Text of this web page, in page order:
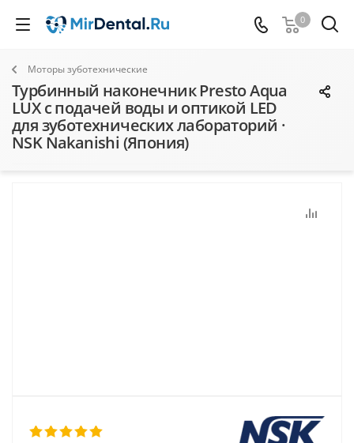
0
Моторы зуботехнические
Турбинный наконечник Presto Aqua
LUX с подачей воды и оптикой LED
для зуботехнических лабораторий ·
NSK Nakanishi (Япония)